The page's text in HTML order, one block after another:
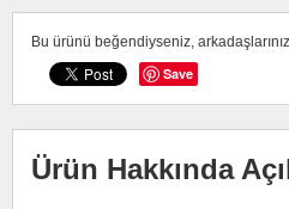
Bu ürünü beğendiyseniz,
Save
Ürün Hakkında